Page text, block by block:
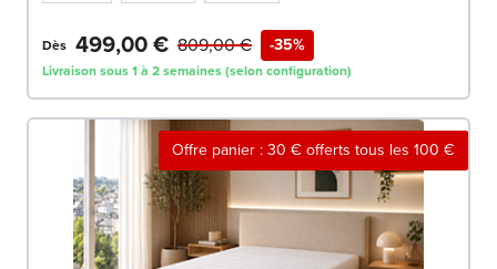
Dès 499,00 € -35%
809,00 €
Livraison sous 1 à 2 semaines (selon configuration)
Offre panier : 30 € offerts tous les 100 €